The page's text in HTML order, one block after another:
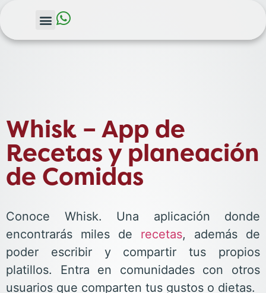
Whisk – App de
Recetas y planeación
de Comidas
Conoce Whisk. Una aplicación donde
encontrarás miles de recetas, además de
poder escribir y compartir tus propios
platillos. Entra en comunidades con otros
usuarios que comparten tus gustos o dietas.